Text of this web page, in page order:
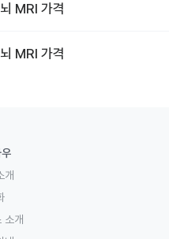
뇌 MRI 가격
뇌 MRI 가격
개
소개